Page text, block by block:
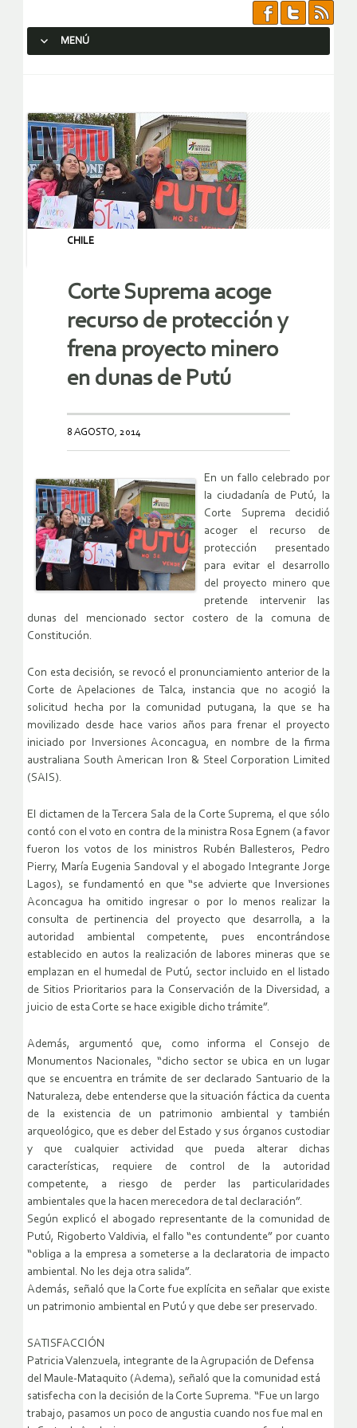
MENÚ
CHILE
Corte Suprema acoge
recurso de protección y
frena proyecto minero
en dunas de Putú
8 AGOSTO, 2014
En un fallo celebrado por
la ciudadanía de Putú, la
Corte Suprema decidió
acoger el recurso de
protección presentado
para evitar el desarrollo
del proyecto minero que
pretende intervenir las
dunas del mencionado sector costero de la comuna de
Constitución.
Con esta decisión, se revocó el pronunciamiento anterior de la
Corte de Apelaciones de Talca, instancia que no acogió la
solicitud hecha por la comunidad putugana, la que se ha
movilizado desde hace varios años para frenar el proyecto
iniciado por Inversiones Aconcagua, en nombre de la firma
australiana South American Iron & Steel Corporation Limited
(SAIS).
El dictamen de la Tercera Sala de la Corte Suprema, el que sólo
contó con el voto en contra de la ministra Rosa Egnem (a favor
fueron los votos de los ministros Rubén Ballesteros, Pedro
Pierry, María Eugenia Sandoval y el abogado Integrante Jorge
Lagos), se fundamentó en que “se advierte que Inversiones
Aconcagua ha omitido ingresar o por lo menos realizar la
consulta de pertinencia del proyecto que desarrolla, a la
autoridad ambiental competente, pues encontrándose
establecido en autos la realización de labores mineras que se
emplazan en el humedal de Putú, sector incluido en el listado
de Sitios Prioritarios para la Conservación de la Diversidad, a
juicio de esta Corte se hace exigible dicho trámite”.
Además, argumentó que, como informa el Consejo de
Monumentos Nacionales, “dicho sector se ubica en un lugar
que se encuentra en trámite de ser declarado Santuario de la
Naturaleza, debe entenderse que la situación fáctica da cuenta
de la existencia de un patrimonio ambiental y también
arqueológico, que es deber del Estado y sus órganos custodiar
y que cualquier actividad que pueda alterar dichas
características, requiere de control de la autoridad
competente, a riesgo de perder las particularidades
ambientales que la hacen merecedora de tal declaración”.
Según explicó el abogado representante de la comunidad de
Putú, Rigoberto Valdivia, el fallo “es contundente” por cuanto
“obliga a la empresa a someterse a la declaratoria de impacto
ambiental. No les deja otra salida”.
Además, señaló que la Corte fue explícita en señalar que existe
un patrimonio ambiental en Putú y que debe ser preservado.
SATISFACCIÓN
Patricia Valenzuela, integrante de la Agrupación de Defensa
del Maule-Mataquito (Adema), señaló que la comunidad está
satisfecha con la decisión de la Corte Suprema. “Fue un largo
trabajo, pasamos un poco de angustia cuando nos fue mal en